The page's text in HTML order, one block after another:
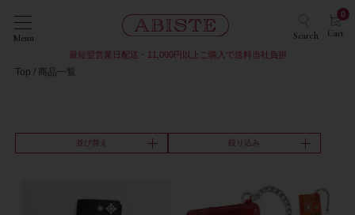
Menu Search Cart
0
最短翌営業日配送・11,000円以上ご購入で送料当社負担
Top 商品一覧
並び替え 絞り込み